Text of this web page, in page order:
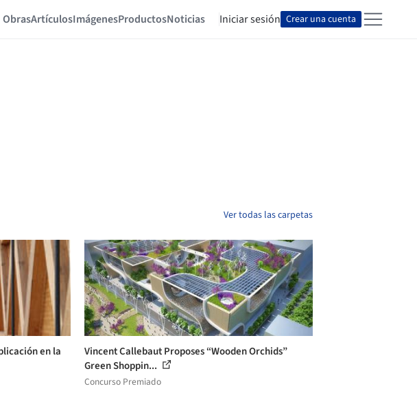
ObrasArtículosImágenesProductosNoticias Iniciar sesión Crear una cuenta
Ver todas las carpetas
en la
Vincent Callebaut Proposes “Wooden Orchids”
Green Shoppin...
Concurso Premiado